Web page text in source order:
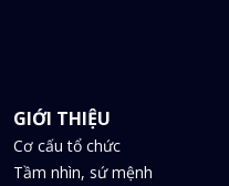
GIỚI THIỆU
Cơ cấu tổ chức
Tầm nhìn, sứ mệnh